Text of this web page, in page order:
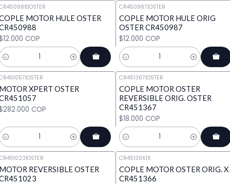
|OSTER
MOTOR HULE OSTER
COP
CR450987|OSTER
COPLE MOTOR HULE ORIG
OSTER CR450987
$12.000 COP
Cantidad
|OSTER
XPERT OSTER
COP
CR451367|OSTER
COPLE MOTOR OSTER
REVERSIBLE ORIG. OSTER
CR451367
$18.000 COP
Cantidad
|OSTER
REVERSIBLE OSTER
CR451366|X
COPLE MOTOR OSTER ORIG. X
CR451366